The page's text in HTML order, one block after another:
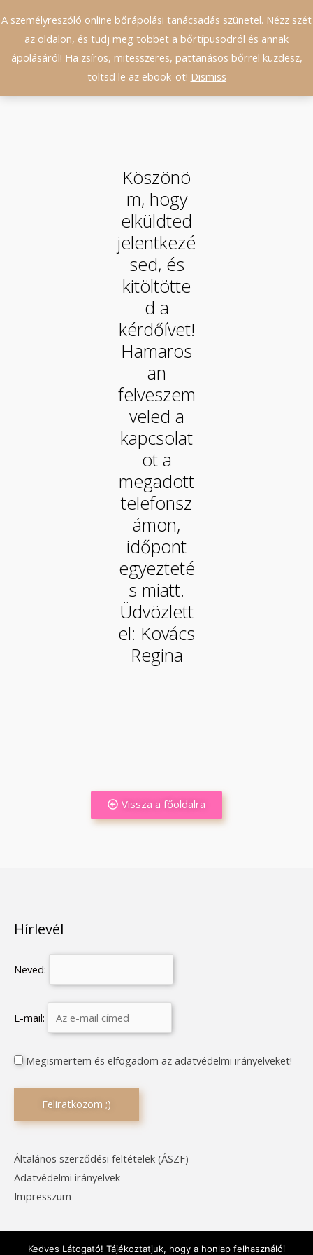
0
Köszönö
m, hogy
elküldted
jelentkezé
sed, és
kitöltötte
d a
kérdőívet!
Hamaros
an
felveszem
veled a
kapcsolat
ot a
megadott
telefonsz
ámon,
időpont
egyezteté
s miatt.
Üdvözlett
el: Kovács
Regina
Vissza a főoldalra
Hírlevél
Neved:
E-mail:
Megismertem és elfogadom az adatvédelmi irányelveket!
Általános szerződési feltételek (ÁSZF)
Adatvédelmi irányelvek
Impresszum
A személyreszóló online bőrápolási tanácsadás szünetel. Nézz szét
az oldalon, és tudj meg többet a bőrtípusodról és annak
ápolásáról! Ha zsíros, mitesszeres, pattanásos bőrrel küzdesz,
töltsd le az ebook-ot! Dismiss
Kedves Látogató! Tájékoztatjuk, hogy a honlap felhasználói